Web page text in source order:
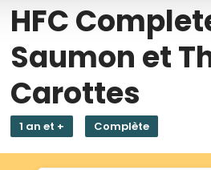
HFC
Saumon et
Carottes
1 an et + Complète